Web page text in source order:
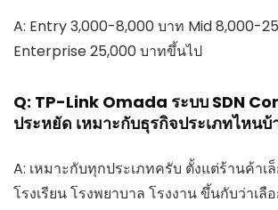
A: Entry 3,000-8,000 บาท Mid 8,000-
Enterprise 25,000 บาทขึ้นไป
Q: TP-Link Omada ระบบ SDN
ประหยัด เหมาะกับธุรกิจประเภทไหนบ้
A: เหมาะกับทุกประเภทครับ ตั้งแต่ร้านค้าเ
โรงเรียน โรงพยาบาล โรงงาน ขึ้นกับว่าเลื